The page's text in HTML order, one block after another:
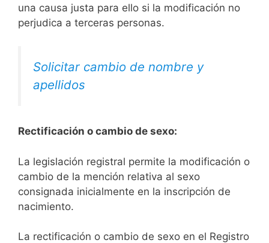
una causa justa para ello si la modificación no
perjudica a terceras personas.
Solicitar cambio de nombre y
apellidos
Rectificación o cambio de sexo:
La legislación registral permite la modificación o
cambio de la mención relativa al sexo
consignada inicialmente en la inscripción de
nacimiento.
La rectificación o cambio de sexo en el Registro